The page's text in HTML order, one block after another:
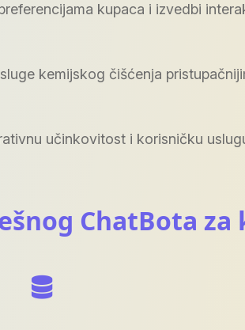
kupaca i izvedbi
kemijskog čišćenja
učinkovitost i korisničku
ChatBota